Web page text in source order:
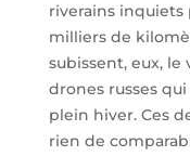
riverains inquiets
milliers de
subissent, eux, le
drones russes
plein hiver. Ces
rien de